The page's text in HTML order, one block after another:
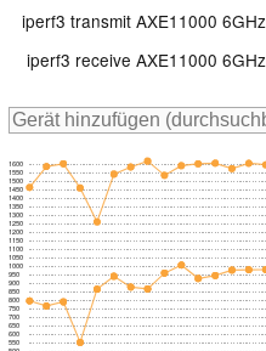
iperf3 transmit AXE11000 6GHz
iperf3 receive AXE11000 6GHz
550
600
650
700
750
800
850
900
950
1000
1050
1100
1150
1200
1250
1300
1350
1400
1450
1500
1550
1600